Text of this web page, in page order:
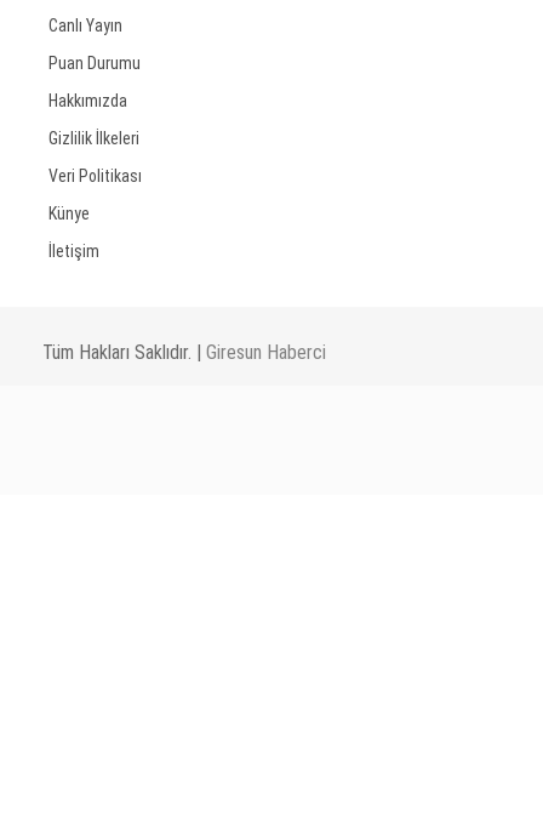
Canlı Yayın
Puan Durumu
Hakkımızda
Gizlilik İlkeleri
Veri Politikası
Künye
İletişim
Tüm Hakları Saklıdır. | Giresun Haberci